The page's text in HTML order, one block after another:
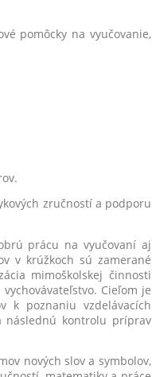
pomôcky na vyučovanie,
zručností a podporu
prácu na vyučovaní aj
v krúžkoch sú zamerané
mimoškolskej činnosti
Cieľom je
k poznaniu vzdelávacích
následnú kontrolu príprav
nových slov a symbolov,